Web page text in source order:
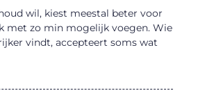
wil, kiest meestal beter voor
met zo min mogelijk voegen. Wie
vindt, accepteert soms wat